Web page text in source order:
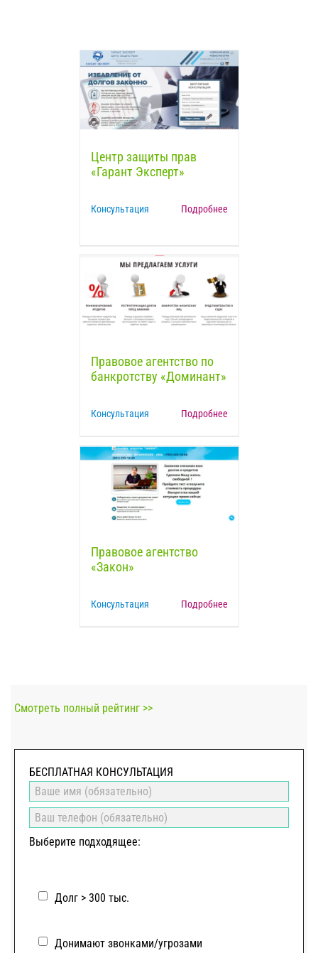
Центр защиты прав
«Гарант Эксперт»
Консультация Подробнее
Правовое агентство по
банкротству «Доминант»
Консультация Подробнее
Правовое агентство
«Закон»
Консультация Подробнее
Смотреть полный рейтинг >>
БЕСПЛАТНАЯ КОНСУЛЬТАЦИЯ
Выберите подходящее:
Долг > 300 тыс.
Донимают звонками/угрозами